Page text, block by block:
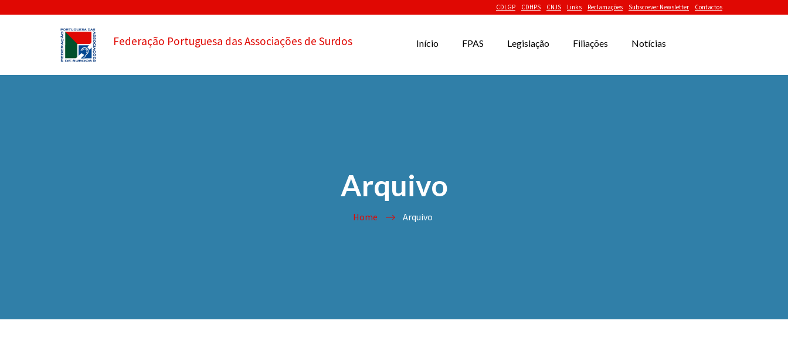
CDLGP CDHPS CNJS Links Reclamações Subscrever Newsletter Contactos
Federação Portuguesa das Associações de Surdos Início FPAS Legislação Filiações Notícias
Arquivo
Home Arquivo